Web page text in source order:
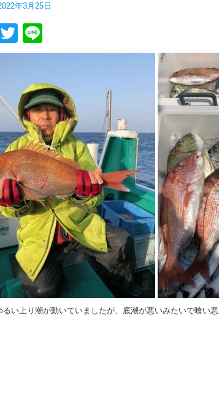
年3月25日
b
T
wi
er
n
るい上り潮が動いていましたが、底潮が悪いみたいで喰い